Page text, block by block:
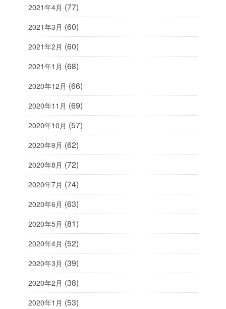
2021年4月 (77)
2021年3月 (60)
2021年2月 (60)
2021年1月 (68)
2020年12月 (66)
2020年11月 (69)
2020年10月 (57)
2020年9月 (62)
2020年8月 (72)
2020年7月 (74)
2020年6月 (63)
2020年5月 (81)
2020年4月 (52)
2020年3月 (39)
2020年2月 (38)
2020年1月 (53)